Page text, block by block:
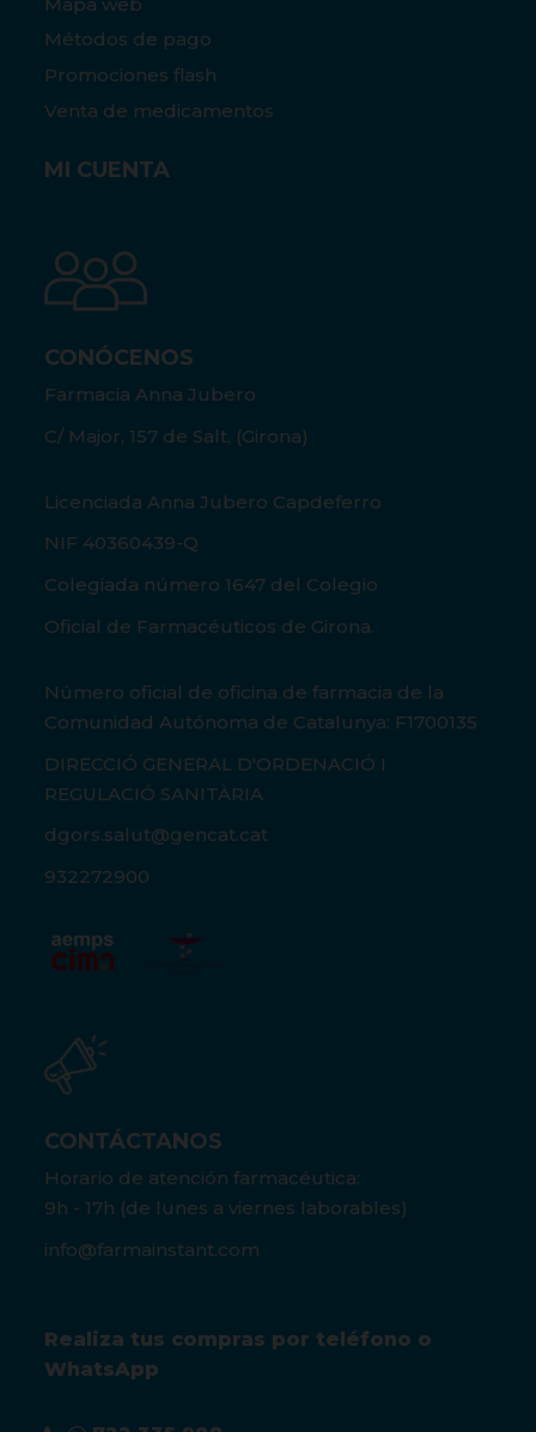
Métodos de pago
Promociones flash
Venta de medicamentos
MI CUENTA
CONÓCENOS
Farmacia Anna Jubero
C/ Major, 157 de Salt, (Girona)
Licenciada Anna Jubero Capdeferro
NIF 40360439-Q
Colegiada número 1647 del Colegio
Oficial de Farmacéuticos de Girona.
Número oficial de oficina de farmacia de la
Comunidad Autónoma de Catalunya: F1700135
DIRECCIÓ GENERAL D'ORDENACIÓ I
REGULACIÓ SANITÀRIA
dgors.salut@gencat.cat
932272900
CONTÁCTANOS
Horario de atención farmacéutica:
9h - 17h (de lunes a viernes laborables)
info@farmainstant.com
Realiza tus compras por teléfono o
WhatsApp